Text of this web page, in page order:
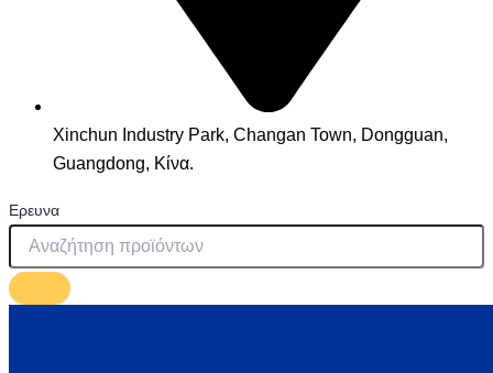
Xinchun Industry Park, Changan Town, Dongguan,
Guangdong, Κίνα.
Ερευνα